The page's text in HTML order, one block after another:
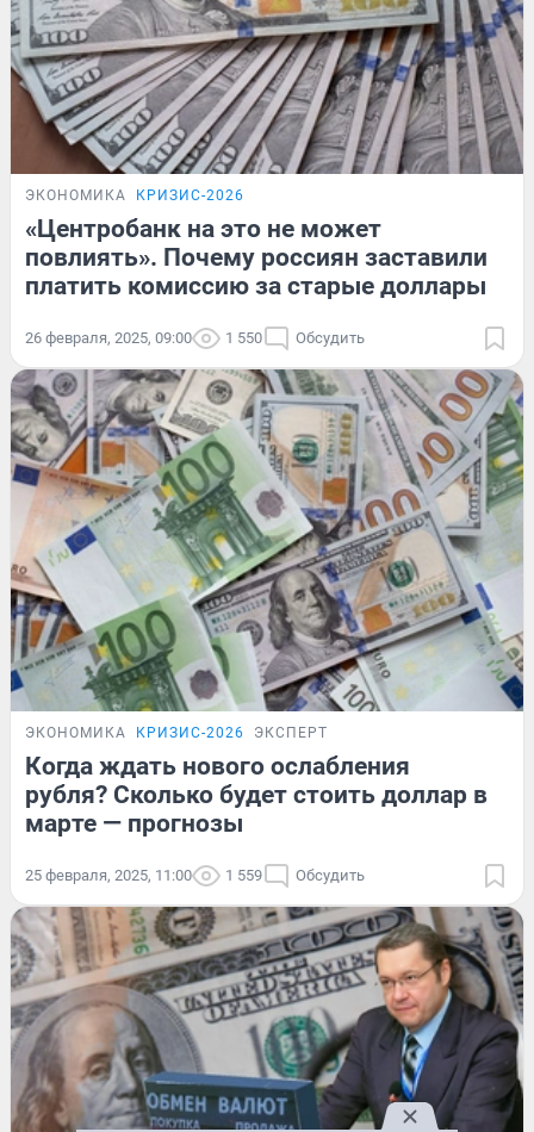
ЭКОНОМИКА КРИЗИС-2026
«Центробанк на это не может
повлиять». Почему россиян заставили
платить комиссию за старые доллары
26 февраля, 2025, 09:00 1 550 Обсудить
ЭКОНОМИКА КРИЗИС-2026 ЭКСПЕРТ
Когда ждать нового ослабления
рубля? Сколько будет стоить доллар в
марте — прогнозы
25 февраля, 2025, 11:00 1 559 Обсудить